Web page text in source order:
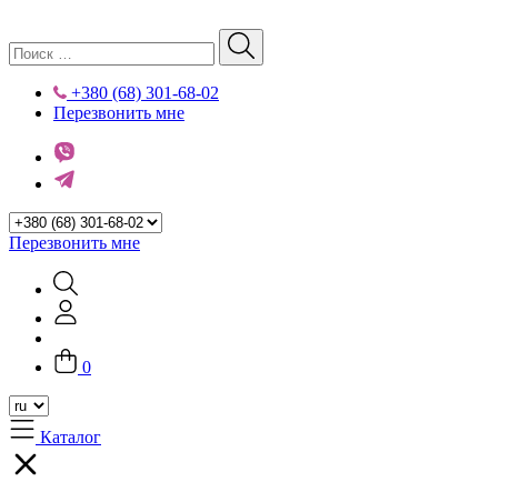
+380 (68) 301-68-02
Перезвонить мне
Перезвонить мне
0
Каталог